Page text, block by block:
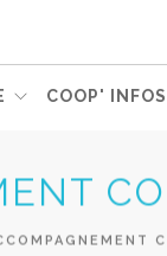
COOP' INFOS